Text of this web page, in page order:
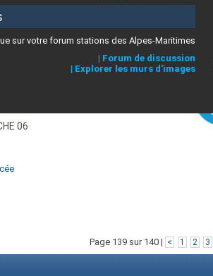
jours à venir
sur votre forum stations des Alpes-Maritimes
| Forum de discussion
| Explorer les murs d'images
06
Page 139 sur 140 | < 1 2 3